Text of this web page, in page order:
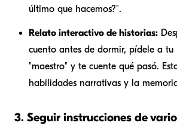
último que hacemos?".
Relato interactivo de historias:
cuento antes de dormir, pídele a tu
"maestro" y te cuente qué pasó.
habilidades narrativas y la
3. Seguir instrucciones de